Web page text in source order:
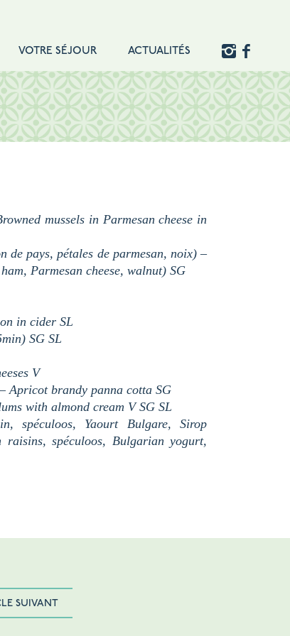
VOTRE SÉJOUR ACTUALITÉS
mussels in Parmesan cheese in
de pays, pétales de parmesan, noix)–
Parmesan cheese, walnut) SG
in cider SL
SG SL
V
–Apricot brandy panna cotta SG
with almond cream VSG SL
spéculoos, Yaourt Bulgare, Sirop
spéculoos, Bulgarian yogurt,
SUIVANT